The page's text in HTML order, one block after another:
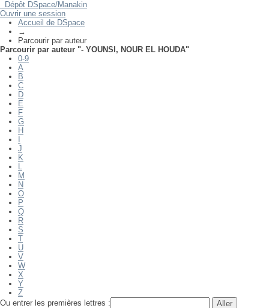
Dépôt DSpace/Manakin
Parcourir par auteur "- YOUNSI, NOUR EL HOUDA"
Ouvrir une session
Accueil de DSpace
→
Parcourir par auteur
Parcourir par auteur "- YOUNSI, NOUR EL HOUDA"
0-9
A
B
C
D
E
F
G
H
J
K
L
M
N
O
P
Q
R
S
T
U
V
W
X
Y
Z
Ou entrer les premières lettres :